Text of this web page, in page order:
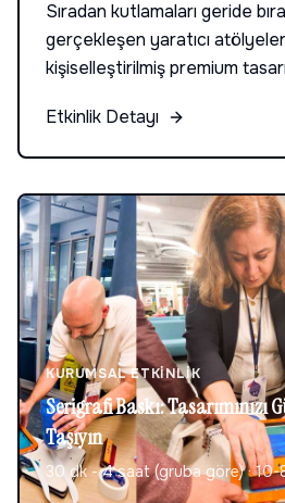
Sıradan kutlamaları geride
gerçekleşen yaratıcı
kişiselleştirilmiş premium
hissettirin.
Etkinlik Detayı
KURUMSAL ETKINLIK
Serigrafi Baskı: Tasarımınızı
Taşıyın
30 dk - 4 saat (gruba göre)·10-